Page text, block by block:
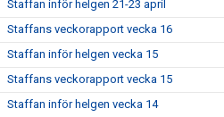
Staffan inför helgen 21-23 april
Staffans veckorapport vecka 16
Staffan inför helgen vecka 15
Staffans veckorapport vecka 15
Staffan inför helgen vecka 14